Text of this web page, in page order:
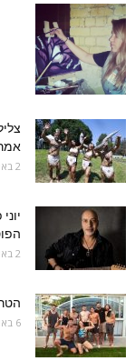
2 באוגוסט 2026
2 באוגוסט 2026
6 באוגוסט 2026